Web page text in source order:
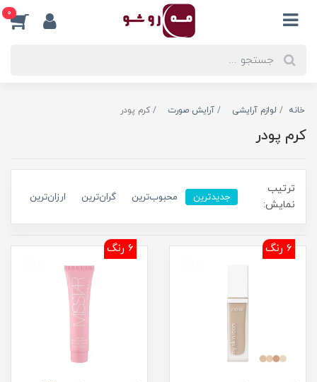
0
خانه لوازم آرایشی آرایش صورت کرم پودر
کرم پودر
ترتیب
نمایش:
جدیدترین محبوب‌ترین گران‌ترین ارزان‌ترین
6 رنگ 6 رنگ